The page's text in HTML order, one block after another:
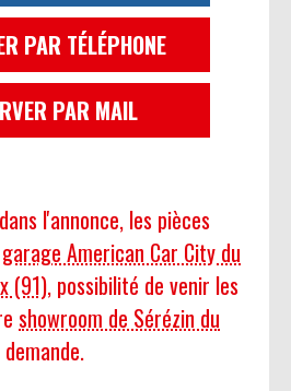
PAR TÉLÉPHONE
PAR MAIL
l'annonce, les pièces
garage American Car City du
(91), possibilité de venir les
showroom de Sérézin du